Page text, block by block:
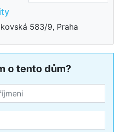
583/9, Praha
o tento dům?